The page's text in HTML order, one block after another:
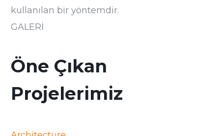
kullanılan bir yöntemdir.
GALERİ
Öne Çıkan
Projelerimiz